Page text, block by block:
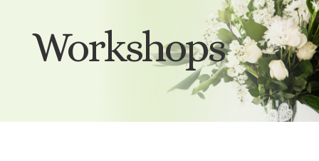
Workshops